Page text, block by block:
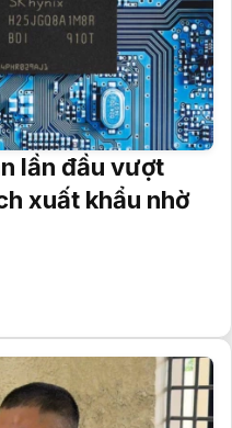
lần đầu vượt
xuất khẩu nhờ